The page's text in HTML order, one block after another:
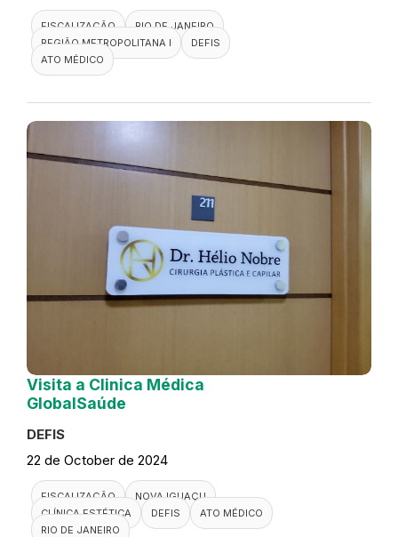
FISCALIZAÇÃO
RIO DE JANEIRO
REGIÃO METROPOLITANA I
DEFIS
ATO MÉDICO
Visita a Clinica Médica
GlobalSaúde
DEFIS
22 de October de 2024
FISCALIZAÇÃO
NOVA IGUAÇU
CLÍNICA ESTÉTICA
DEFIS
ATO MÉDICO
RIO DE JANEIRO